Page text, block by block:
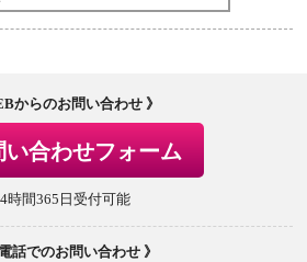
からのお問い合わせ 》
い合わせフォーム
時間365日受付可能
電話でのお問い合わせ 》